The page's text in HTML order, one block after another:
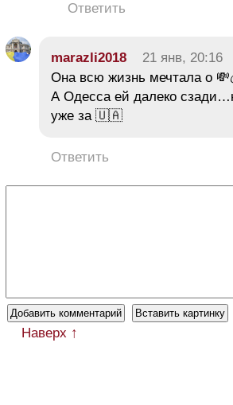
Ответить
marazli2018 21 янв, 20:16
Она всю жизнь мечтала о
А Одесса ей далеко
уже за 🇺🇦
Ответить
Наверх ↑